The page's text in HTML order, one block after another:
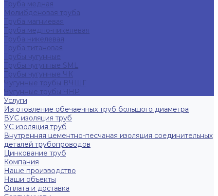
Труба медная
Молибденовая труба
Труба магниевая
Труба медно-никелевая
Труба никелевая
Труба титановая
Трубы чугунные
Трубы чугунные SML
Трубы чугунные ЧК
Чугунные трубы ВЧШГ
Чугунные трубы ЧНР
Услуги
Изготовление обечаечных труб большого диаметра
ВУС изоляция труб
УС изоляция труб
Внутренняя цементно-песчаная изоляция соединительных
деталей трубопроводов
Цинкование труб
Компания
Наше производство
Наши объекты
Оплата и доставка